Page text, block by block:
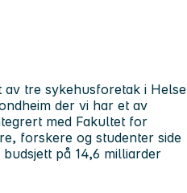
av tre sykehusforetak i Helse
der vi har et av
med Fakultet for
forskere og studenter side
på 14,6 milliarder